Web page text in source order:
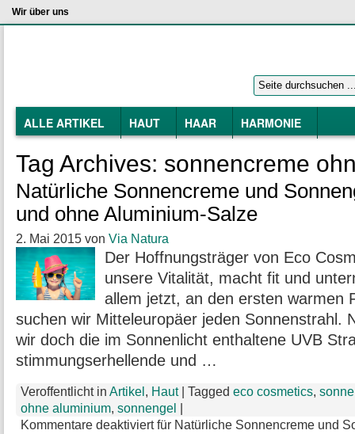
Wir über uns
ALLE ARTIKEL HAUT HAAR HARMONIE
Tag Archives: sonnencreme
Natürliche Sonnencreme und
und ohne Aluminium-Salze
2. Mai 2015 von Via Natura
Der Hoffnungsträger von Eco
unsere Vitalität, macht fit und
allem jetzt, an den ersten warmen
suchen wir Mitteleuropäer jeden Sonnenstrahl.
wir doch die im Sonnenlicht enthaltene UVB
stimmungserhellende und …
Veroffentlicht in Artikel , Haut Tagged eco cosmetics,
ohne aluminium,sonnengel
Kommentare deaktiviertfür Natürliche Sonnencreme und